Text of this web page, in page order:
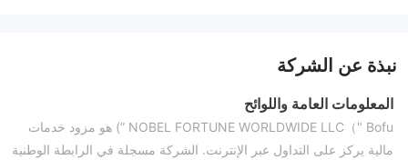
نبذة عن الشركة
المعلومات العامة واللوائح
NOBEL FORTUNE WORLDWIDE LLC（" Bofu ”) هو مزود خدمات
مالية يركز على التداول عبر الإنترنت. الشركة مسجلة في الرابطة الوطنية